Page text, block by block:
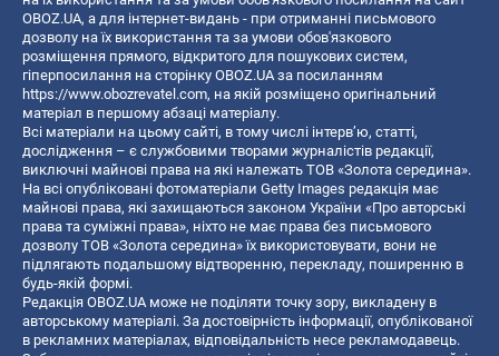
OBOZ.UA, а для інтернет-видань - при отриманні письмового
дозволу на їх використання та за умови обов'язкового
розміщення прямого, відкритого для пошукових систем,
гіперпосилання на сторінку OBOZ.UA за посиланням
https://www.obozrevatel.com, на якій розміщено оригінальний
матеріал в першому абзаці матеріалу.
Всі матеріали на цьому сайті, в тому числі інтерв’ю, статті,
дослідження – є службовими творами журналістів редакції,
виключні майнові права на які належать ТОВ «Золота середина».
На всі опубліковані фотоматеріали Getty Images редакція має
майнові права, які захищаються законом України «Про авторські
права та суміжні права», ніхто не має права без письмового
дозволу ТОВ «Золота середина» їх використовувати, вони не
підлягають подальшому відтворенню, перекладу, поширенню в
будь-якій формі.
Редакція OBOZ.UA може не поділяти точку зору, викладену в
авторському матеріалі. За достовірність інформації, опублікованої
в рекламних матеріалах, відповідальність несе рекламодавець.